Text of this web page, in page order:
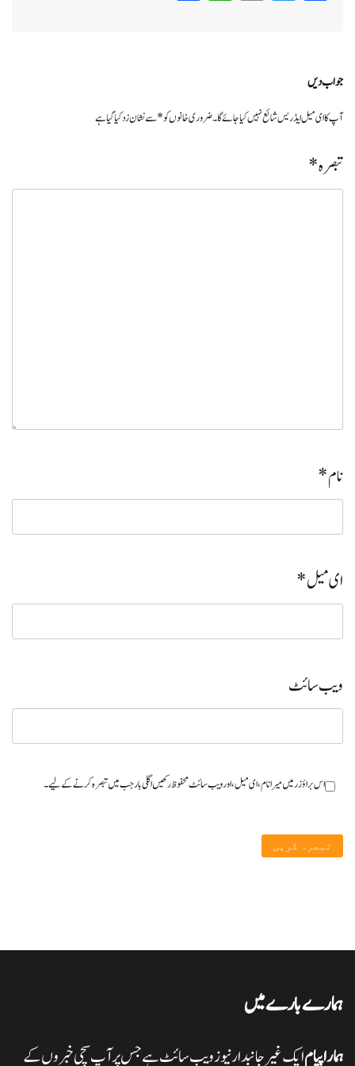
جواب دیں
آپ کا ای میل ایڈریس شائع نہیں کیا جائے گا۔ضروری خانوں کو*سے نشان زد کیا گیا ہے
تبصرہ*
نام*
ای میل*
ویب‌ سائٹ
اس براؤزر میں میرا نام، ای میل، اور ویب سائٹ محفوظ رکھیں اگلی بار جب میں تبصرہ کرنے کےلیے۔
ہمارے بارے میں
ہمارا پیامایک غیر جانبدار نیوز ویب سائٹ ہے جس پر آپ سچی خبروں کے